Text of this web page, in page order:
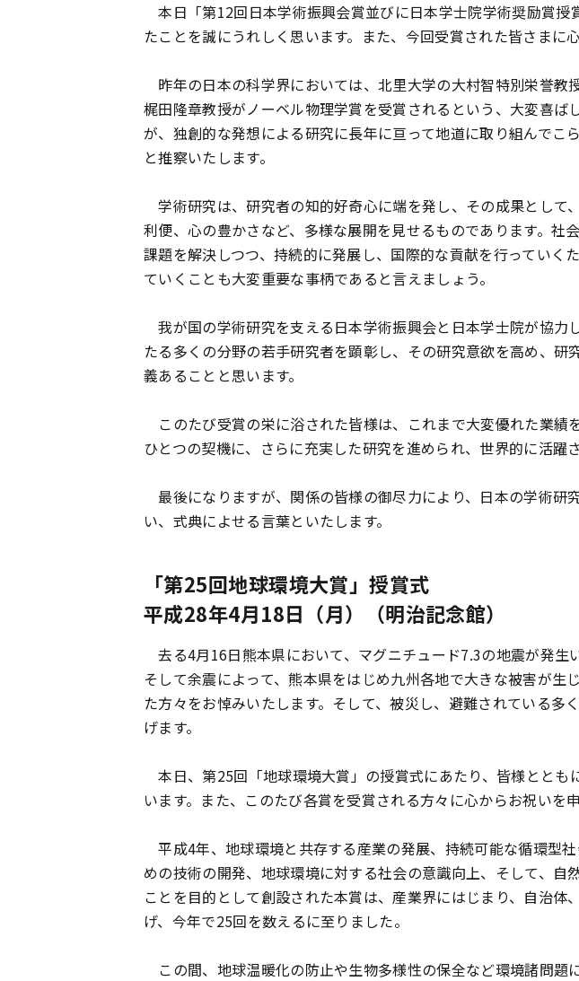
本日「第12回日本学術振興会賞並びに日本学士院学術奨励賞授
たことを誠にうれしく思います。また、今回受賞された皆さまに
昨年の日本の科学界においては、北里大学の大村智特別栄誉教
梶田隆章教授がノーベル物理学賞を受賞されるという、大変喜ば
が、独創的な発想による研究に長年に亘って地道に取り組んでこ
と推察いたします。
学術研究は、研究者の知的好奇心に端を発し、その成果として
利便、心の豊かさなど、多様な展開を見せるものであります。社
課題を解決しつつ、持続的に発展し、国際的な貢献を行っていく
ていくことも大変重要な事柄であると言えましょう。
我が国の学術研究を支える日本学術振興会と日本学士院が協力
たる多くの分野の若手研究者を顕彰し、その研究意欲を高め、研
義あることと思います。
このたび受賞の栄に浴された皆様は、これまで大変優れた業績
ひとつの契機に、さらに充実した研究を進められ、世界的に活躍
最後になりますが、関係の皆様の御尽力により、日本の学術研
い、式典によせる言葉といたします。
「第25回地球環境大賞」授賞式
平成28年4月18日（月）（明治記念館）
去る4月16日熊本県において、マグニチュード7.3の地震が発生
そして余震によって、熊本県をはじめ九州各地で大きな被害が生
た方々をお悼みいたします。そして、被災し、避難されている多
げます。
本日、第25回「地球環境大賞」の授賞式にあたり、皆様ととも
います。また、このたび各賞を受賞される方々に心からお祝いを申
平成4年、地球環境と共存する産業の発展、持続可能な循環型
めの技術の開発、地球環境に対する社会の意識向上、そして、自
ことを目的として創設された本賞は、産業界にはじまり、自治体
げ、今年で25回を数えるに至りました。
この間、地球温暖化の防止や生物多様性の保全など環境諸問題